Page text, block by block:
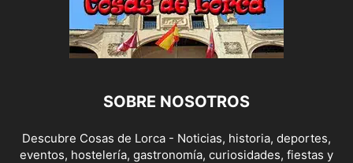
SOBRE NOSOTROS
Descubre Cosas de Lorca - Noticias, historia, deportes,
eventos, hostelería, gastronomía, curiosidades, fiestas y